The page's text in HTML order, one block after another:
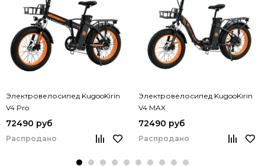
Электровелосипед KugooKirin
V4 Pro
72490 руб
Распродано
Электровелосипед KugooKirin
V4 MAX
72490 руб
Распродано